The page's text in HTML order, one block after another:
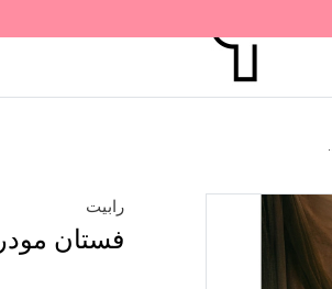
رابيت
فستان